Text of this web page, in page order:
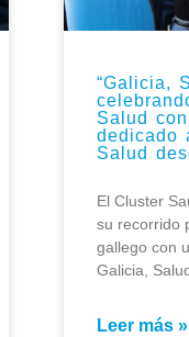
“Galicia,
Salud
dedicado
Salud
El Cluster
su recorrido
gallego con
Galicia,
Leer más »